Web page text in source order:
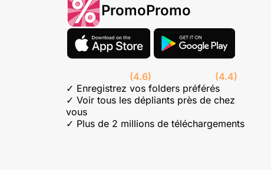
PromoPromo
(4.6)
(4.4)
✓ Enregistrez vos folders préférés
✓ Voir tous les dépliants près de chez
vous
✓ Plus de 2 millions de téléchargements